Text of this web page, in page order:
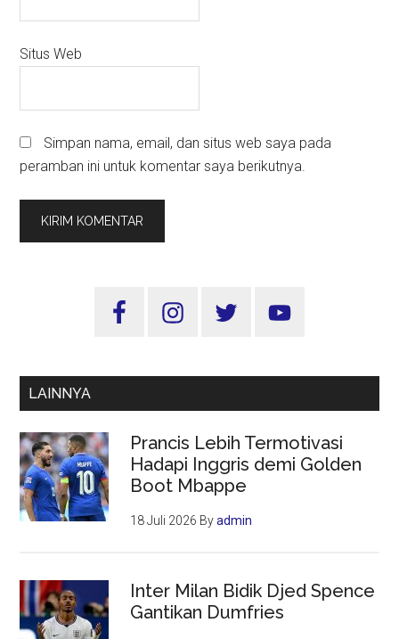
Situs Web
Simpan nama, email, dan situs web saya pada
peramban ini untuk komentar saya berikutnya.
Sidebar
LAINNYA
Prancis Lebih Termotivasi
Hadapi Inggris demi Golden
Boot Mbappe
18 Juli 2026 Byadmin
Inter Milan Bidik Djed Spence
Gantikan Dumfries